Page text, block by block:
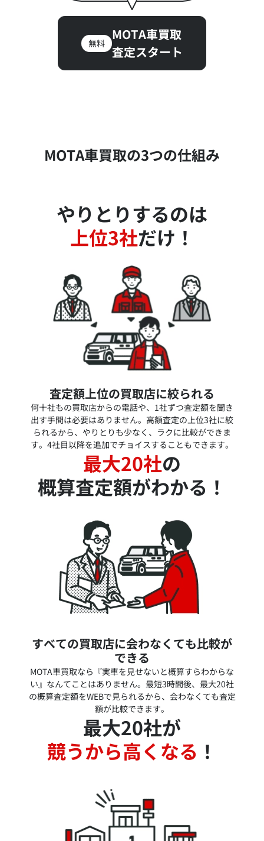
無料
MOTA車買取
査定スタート
MOTA車買取の3つの仕組み
やりとりするのは
上位3社だけ！
査定額上位の買取店に絞られる
何十社もの買取店からの電話や、1社ずつ査定額を聞き
出す手間は必要はありません。高額査定の上位3社に絞
られるから、やりとりも少なく、ラクに比較ができま
す。4社目以降を追加でチョイスすることもできます。
最大20社の
概算査定額がわかる！
すべての買取店に会わなくても比較が
できる
MOTA車買取なら『実車を見せないと概算すらわからな
い』なんてことはありません。最短3時間後、最大20社
の概算査定額をWEBで見られるから、会わなくても査定
額が比較できます。
最大20社が
競うから高くなる ！